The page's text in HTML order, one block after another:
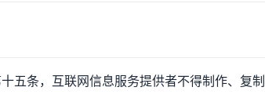
五条，互联网信息服务提供者不得制作、复